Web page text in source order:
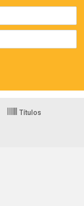
Títulos